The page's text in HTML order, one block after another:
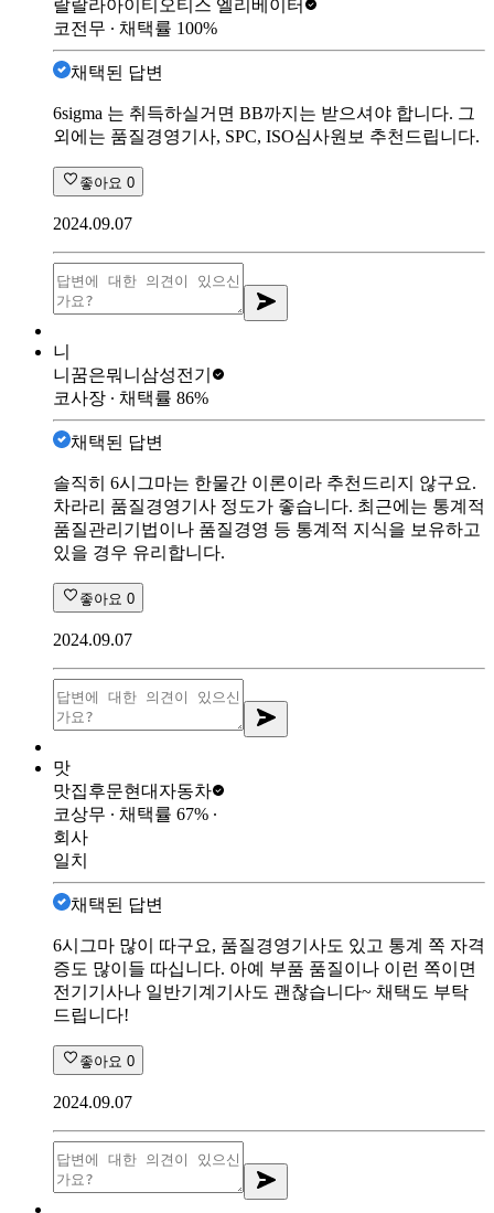
랄랄라아이티 오티스 엘리베이터
코전무 ∙ 채택률 100%
채택된 답변
6sigma 는 취득하실거면 BB까지는 받으셔야 합니다. 그
외에는 품질경영기사, SPC, ISO심사원보 추천드립니다.
좋아요 0
2024.09.07
니
니꿈은뭐니 삼성전기
코사장 ∙ 채택률 86%
채택된 답변
솔직히 6시그마는 한물간 이론이라 추천드리지 않구요.
차라리 품질경영기사 정도가 좋습니다. 최근에는 통계적
품질관리기법이나 품질경영 등 통계적 지식을 보유하고
있을 경우 유리합니다.
좋아요 0
2024.09.07
맛
맛집후문현대자동차
코상무 ∙ 채택률 67% ∙
회사
일치
채택된 답변
6시그마 많이 따구요, 품질경영기사도 있고 통계 쪽 자격
증도 많이들 따십니다. 아예 부품 품질이나 이런 쪽이면
전기기사나 일반기계기사도 괜찮습니다~ 채택도 부탁
드립니다!
좋아요 0
2024.09.07